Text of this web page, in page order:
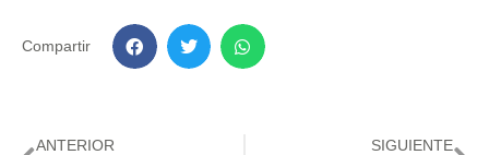
Compartir
ANTERIOR SIGUIENTE